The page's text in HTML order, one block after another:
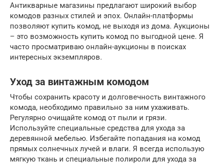
Антикварные магазины предлагают широкий выбор
комодов разных стилей и эпох. Онлайн-платформы
позволяют купить комод, не выходя из дома. Аукционы
– это возможность купить комод по выгодной цене. Я
часто просматриваю онлайн-аукционы в поисках
интересных экземпляров.
Уход за винтажным комодом
Чтобы сохранить красоту и долговечность винтажного
комода, необходимо правильно за ним ухаживать.
Регулярно очищайте комод от пыли и грязи.
Используйте специальные средства для ухода за
деревянной мебелью. Избегайте попадания на комод
прямых солнечных лучей и влаги. Я всегда использую
мягкую ткань и специальные полироли для ухода за